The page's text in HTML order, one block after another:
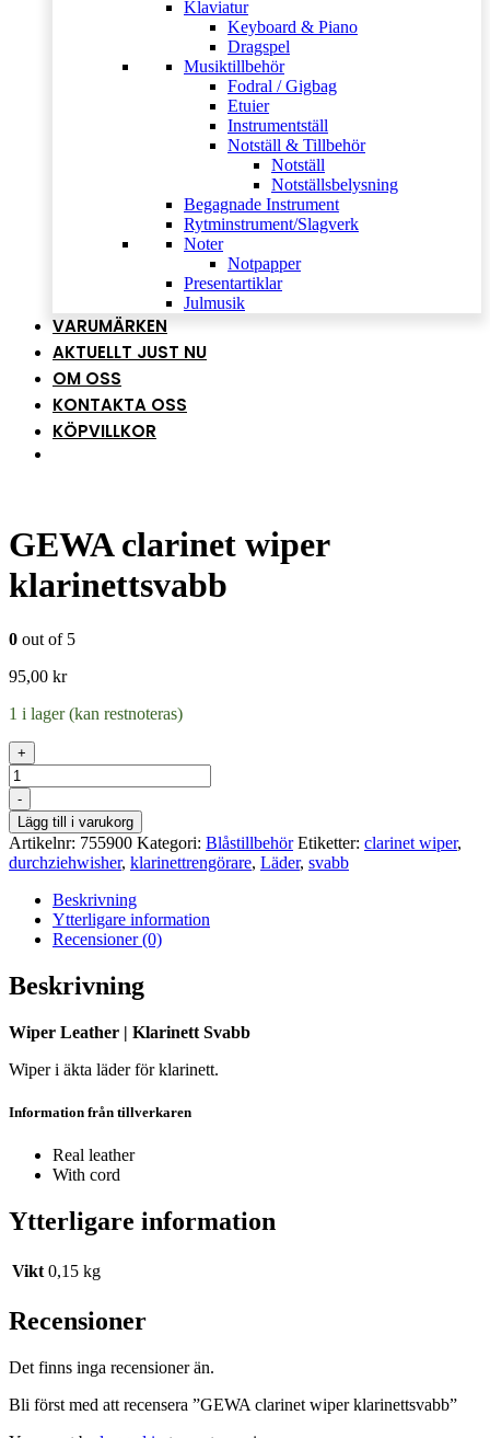
Klaviatur
Keyboard & Piano
Dragspel
Musiktillbehör
Fodral / Gigbag
Etuier
Instrumentställ
Notställ & Tillbehör
Notställ
Notställsbelysning
Begagnade Instrument
Rytminstrument/Slagverk
Noter
Notpapper
Presentartiklar
Julmusik
VARUMÄRKEN
AKTUELLT JUST NU
OM OSS
KONTAKTA OSS
KÖPVILLKOR
GEWA clarinet wiper
klarinettsvabb
0 out of 5
95,00 kr
1 i lager (kan restnoteras)
+
Antal
-
Lägg till i varukorg
Artikelnr: 755900 Kategori: Blåstillbehör Etiketter: clarinet wiper,
durchziehwisher, klarinettrengörare, Läder, svabb
Beskrivning
Ytterligare information
Recensioner (0)
Beskrivning
Wiper Leather | Klarinett Svabb
Wiper i äkta läder för klarinett.
Information från tillverkaren
Real leather
With cord
Ytterligare information
Vikt 0,15 kg
Recensioner
Det finns inga recensioner än.
Bli först med att recensera ”GEWA clarinet wiper klarinettsvabb”